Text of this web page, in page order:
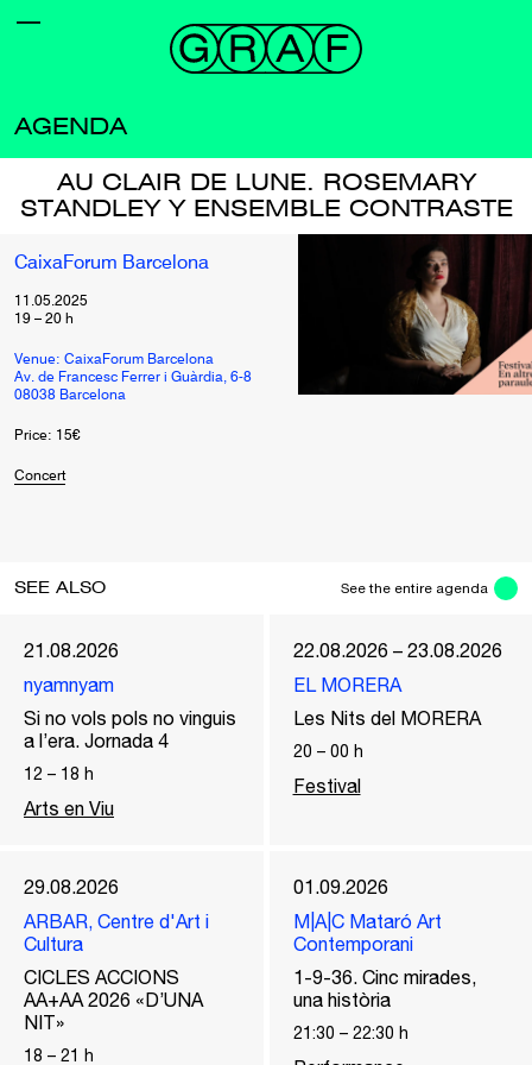
AGENDA
AU CLAIR DE LUNE. ROSEMARY
STANDLEY Y ENSEMBLE CONTRASTE
CaixaForum Barcelona
11.05.2025
19 – 20 h
Venue: CaixaForum Barcelona
Av. de Francesc Ferrer i Guàrdia, 6-8
08038 Barcelona
Price: 15€
Concert
SEE ALSO See the entire agenda
21.08.2026
nyamnyam
Si no vols pols no vinguis
a l’era. Jornada 4
12 – 18 h
Arts en Viu
22.08.2026 – 23.08.2026
EL MORERA
Les Nits del MORERA
20 – 00 h
Festival
29.08.2026
ARBAR, Centre d'Art i
Cultura
CICLES ACCIONS
AA+AA 2026 «D’UNA
NIT»
18 – 21 h
01.09.2026
M|A|C Mataró Art
Contemporani
1-9-36. Cinc mirades,
una història
21:30 – 22:30 h